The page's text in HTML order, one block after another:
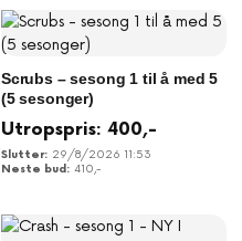
Scrubs – sesong 1 til å med 5
(5 sesonger)
Utropspris: 400,-
29/8/2026 11:53
410,-